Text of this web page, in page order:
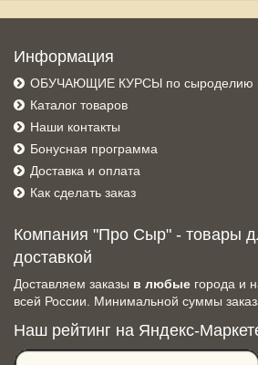
Информация
ОБУЧАЮЩИЕ КУРСЫ по сыроделию
Каталог товаров
Наши контакты
Бонусная программа
Доставка и оплата
Как сделать заказ
Компания "Про Сыр" - товары
доставкой
Доставляем заказы в любые города и
всей России. Минимальной суммы
Наш рейтинг на Яндекс-